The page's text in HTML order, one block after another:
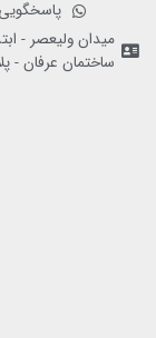
پاسخگویی
میدان ولیعصر -
ساختمان عرفان - پلاک 441 - واحد 7 -